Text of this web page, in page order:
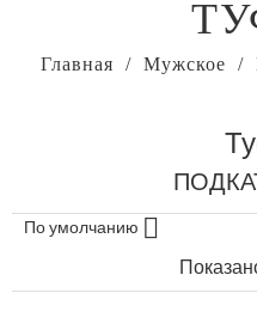
Главная Мужское
Очистить
Коллекция
Новая коллекция 9
По умолчанию 